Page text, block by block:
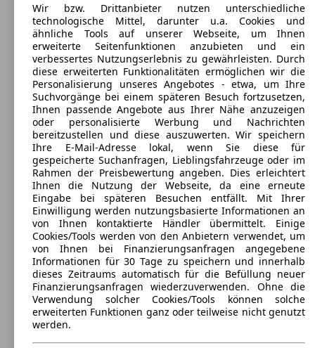
Hyundai Getz 5-Türer (2002 - 2009)
Maße (L/B/H):
ab 3820 x 1665 x 1493 mm
Leistung:
62 KW (85 PS)
Türen:
5
Sitze:
5
Wir bzw. Drittanbieter nutzen unterschiedliche
technologische Mittel, darunter u.a. Cookies und
ähnliche Tools auf unserer Webseite, um Ihnen
erweiterte Seitenfunktionen anzubieten und ein
verbessertes Nutzungserlebnis zu gewährleisten. Durch
diese erweiterten Funktionalitäten ermöglichen wir die
Personalisierung unseres Angebotes - etwa, um Ihre
Suchvorgänge bei einem späteren Besuch fortzusetzen,
Ihnen passende Angebote aus Ihrer Nähe anzuzeigen
oder personalisierte Werbung und Nachrichten
bereitzustellen und diese auszuwerten. Wir speichern
Ihre E-Mail-Adresse lokal, wenn Sie diese für
gespeicherte Suchanfragen, Lieblingsfahrzeuge oder im
Rahmen der Preisbewertung angeben. Dies erleichtert
Ihnen die Nutzung der Webseite, da eine erneute
Eingabe bei späteren Besuchen entfällt. Mit Ihrer
Einwilligung werden nutzungsbasierte Informationen an
von Ihnen kontaktierte Händler übermittelt. Einige
Cookies/Tools werden von den Anbietern verwendet, um
von Ihnen bei Finanzierungsanfragen angegebene
Informationen für 30 Tage zu speichern und innerhalb
dieses Zeitraums automatisch für die Befüllung neuer
Finanzierungsanfragen wiederzuverwenden. Ohne die
Verwendung solcher Cookies/Tools können solche
erweiterten Funktionen ganz oder teilweise nicht genutzt
werden.